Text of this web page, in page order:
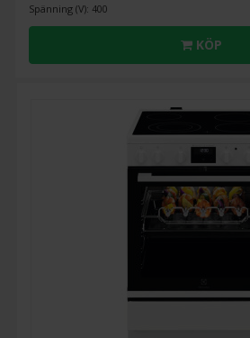
Spänning (V): 400
KÖP